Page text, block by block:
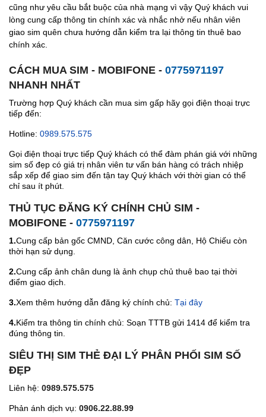
cũng như yêu cầu bắt buộc của nhà mạng vì vậy Quý khách vui
lòng cung cấp thông tin chính xác và nhắc nhở nếu nhân viên
giao sim quên chưa hướng dẫn kiểm tra lại thông tin thuê bao
chính xác.
CÁCH MUA SIM - MOBIFONE - 0775971197
NHANH NHẤT
Trường hợp Quý khách cần mua sim gấp hãy gọi điện thoại trực
tiếp đến:
Hotline: 0989.575.575
Gọi điện thoại trực tiếp Quý khách có thể đàm phán giá với những
sim số đẹp có giá trị nhân viên tư vấn bán hàng có trách nhiệp
sắp xếp để giao sim đến tận tay Quý khách với thời gian có thể
chỉ sau ít phút.
THỦ TỤC ĐĂNG KÝ CHÍNH CHỦ SIM -
MOBIFONE - 0775971197
1.Cung cấp bản gốc CMND, Căn cước công dân, Hộ Chiếu còn
thời hạn sử dụng.
2.Cung cấp ảnh chân dung là ảnh chụp chủ thuê bao tại thời
điểm giao dịch.
3.Xem thêm hướng dẫn đăng ký chính chủ: Tại đây
4.Kiểm tra thông tin chính chủ: Soạn TTTB gửi 1414 để kiểm tra
đúng thông tin.
SIÊU THỊ SIM THẺ ĐẠI LÝ PHÂN PHỐI SIM SỐ
ĐẸP
Liên hệ: 0989.575.575
Phản ánh dịch vụ: 0906.22.88.99